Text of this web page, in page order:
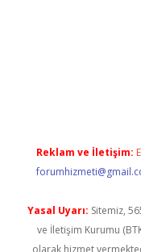
Reklam ve İletişim:
Yasal Uyarı: Sitemiz,
ve İletişim Kurumu
olarak hizmet